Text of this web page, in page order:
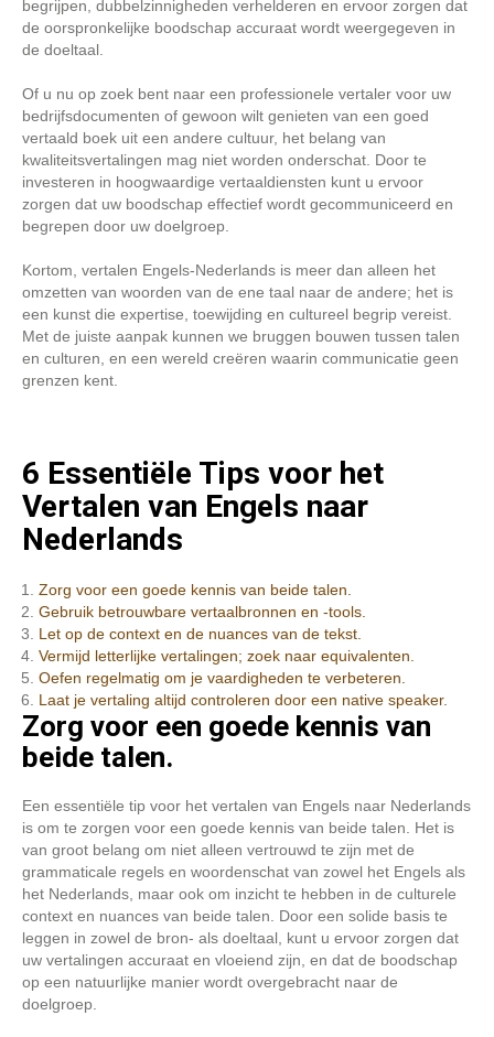
begrijpen, dubbelzinnigheden verhelderen en ervoor zorgen dat
de oorspronkelijke boodschap accuraat wordt weergegeven in
de doeltaal.
Of u nu op zoek bent naar een professionele vertaler voor uw
bedrijfsdocumenten of gewoon wilt genieten van een goed
vertaald boek uit een andere cultuur, het belang van
kwaliteitsvertalingen mag niet worden onderschat. Door te
investeren in hoogwaardige vertaaldiensten kunt u ervoor
zorgen dat uw boodschap effectief wordt gecommuniceerd en
begrepen door uw doelgroep.
Kortom, vertalen Engels-Nederlands is meer dan alleen het
omzetten van woorden van de ene taal naar de andere; het is
een kunst die expertise, toewijding en cultureel begrip vereist.
Met de juiste aanpak kunnen we bruggen bouwen tussen talen
en culturen, en een wereld creëren waarin communicatie geen
grenzen kent.
6 Essentiële Tips voor het
Vertalen van Engels naar
Nederlands
Zorg voor een goede kennis van beide talen.
Gebruik betrouwbare vertaalbronnen en -tools.
Let op de context en de nuances van de tekst.
Vermijd letterlijke vertalingen; zoek naar equivalenten.
Oefen regelmatig om je vaardigheden te verbeteren.
Laat je vertaling altijd controleren door een native speaker.
Zorg voor een goede kennis van
beide talen.
Een essentiële tip voor het vertalen van Engels naar Nederlands
is om te zorgen voor een goede kennis van beide talen. Het is
van groot belang om niet alleen vertrouwd te zijn met de
grammaticale regels en woordenschat van zowel het Engels als
het Nederlands, maar ook om inzicht te hebben in de culturele
context en nuances van beide talen. Door een solide basis te
leggen in zowel de bron- als doeltaal, kunt u ervoor zorgen dat
uw vertalingen accuraat en vloeiend zijn, en dat de boodschap
op een natuurlijke manier wordt overgebracht naar de
doelgroep.